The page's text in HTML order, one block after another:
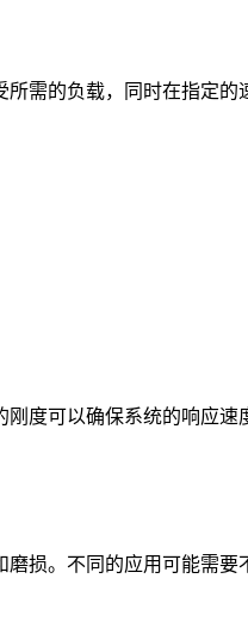
需的负载，同时在指定的
度可以确保系统的响应速
损。不同的应用可能需